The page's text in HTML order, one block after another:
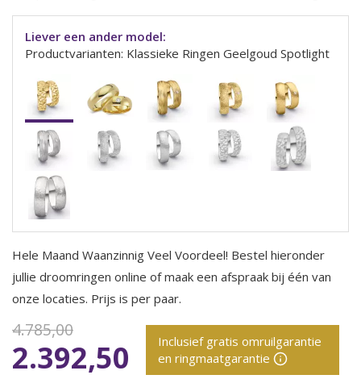
Liever een ander model:
Productvarianten: Klassieke Ringen Geelgoud Spotlight
Hele Maand Waanzinnig Veel Voordeel! Bestel hieronder
jullie droomringen online of maak een afspraak bij één van
onze locaties. Prijs is per paar.
4.785,00
2.392,50
Inclusief gratis omruilgarantie
en ringmaatgarantie